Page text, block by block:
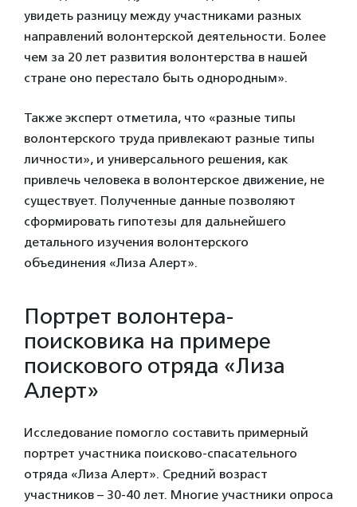
увидеть разницу между участниками разных
направлений волонтерской деятельности. Более
чем за 20 лет развития волонтерства в нашей
стране оно перестало быть однородным».
Также эксперт отметила, что «разные типы
волонтерского труда привлекают разные типы
личности», и универсального решения, как
привлечь человека в волонтерское движение, не
существует. Полученные данные позволяют
сформировать гипотезы для дальнейшего
детального изучения волонтерского
объединения «Лиза Алерт».
Портрет волонтера-
поисковика на примере
поискового отряда «Лиза
Алерт»
Исследование помогло составить примерный
портрет участника поисково-спасательного
отряда «Лиза Алерт». Средний возраст
участников – 30-40 лет. Многие участники опроса